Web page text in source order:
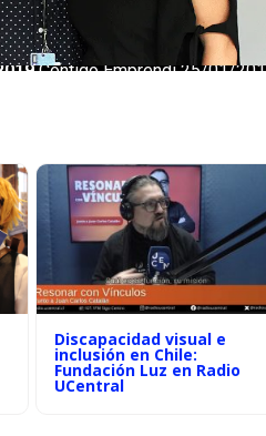
Discapacidad visual e
inclusión en Chile:
Fundación Luz en Radio
UCentral